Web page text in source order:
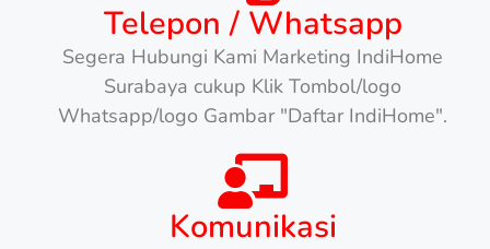
Telepon / Whatsapp
Segera Hubungi Kami Marketing IndiHome
Surabaya cukup Klik Tombol/logo
Whatsapp/logo Gambar "Daftar IndiHome".
Komunikasi